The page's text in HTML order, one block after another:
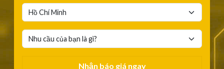
Nhận báo giá ngay